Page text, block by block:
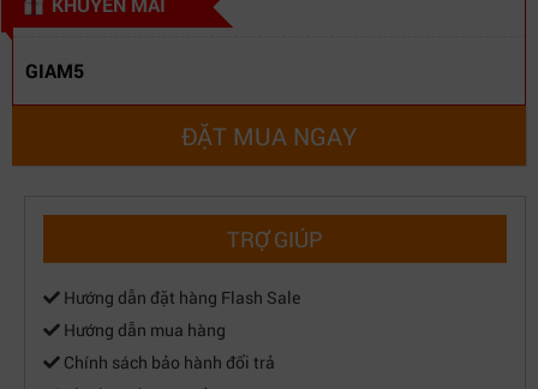
GIAM5
ĐẶT MUA NGAY
TRỢ GIÚP
Hướng dẫn đặt hàng Flash Sale
Hướng dẫn mua hàng
Chính sách bảo hành đổi trả